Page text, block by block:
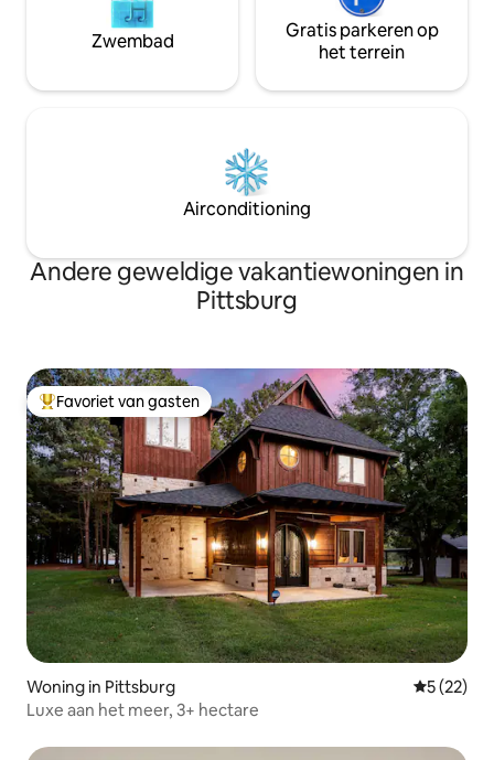
Zwembad
Gratis parkeren op
het terrein
Airconditioning
Andere geweldige vakantiewoningen in
Pittsburg
Topfavoriet van gasten
Favoriet van gasten
Woning in Pittsburg
5 (22)
Luxe aan het meer, 3+ hectare